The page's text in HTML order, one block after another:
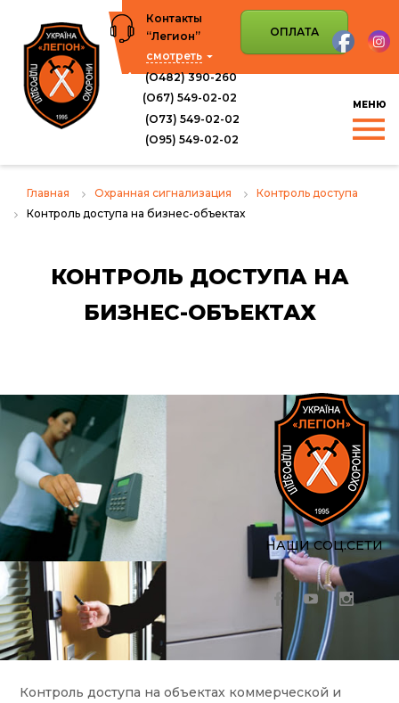
содержимому
(О482) 390-260
(О67) 549-02-02
(О73) 549-02-02
(O95) 549-02-02
Контакты
“Легион”
смотреть
ОПЛАТА
Главная Охранная сигнализация
Контроль доступа
Контроль доступа на бизнес-объектах
КОНТРОЛЬ ДОСТУПА НА
БИЗНЕС-ОБЪЕКТАХ
Контроль доступа на объектах коммерческой и
НАШИ СОЦ.СЕТИ